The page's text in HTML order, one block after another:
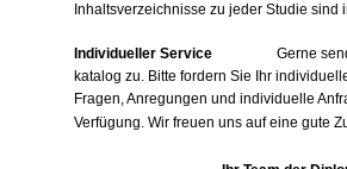
Inhaltsverzeichnisse zu jeder Studie sind
Individueller Service
Gerne
katalog zu. Bitte fordern Sie Ihr
Fragen, Anregungen und individuelle
Verfügung. Wir freuen uns auf eine gute